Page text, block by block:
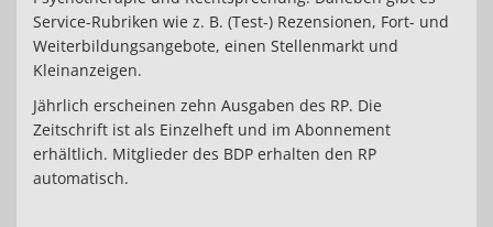
Service-Rubriken wie z. B. (Test-) Rezensionen, Fort- und
Weiterbildungsangebote, einen Stellenmarkt und
Kleinanzeigen.
Jährlich erscheinen zehn Ausgaben des RP. Die
Zeitschrift ist als Einzelheft und im Abonnement
erhältlich. Mitglieder des BDP erhalten den RP
automatisch.